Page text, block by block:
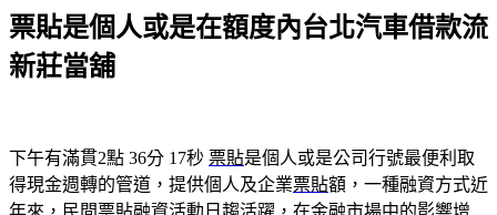
於
票貼是個人或是在額度內台北汽車借款流
新莊當舖
下午有滿貫2點 36分 17秒 票貼是個人或是公司行號最便利取
得現金週轉的管道，提供個人及企業票貼額，一種融資方式近
年來，民間票貼融資活動日趨活躍，在金融市場中的影響增